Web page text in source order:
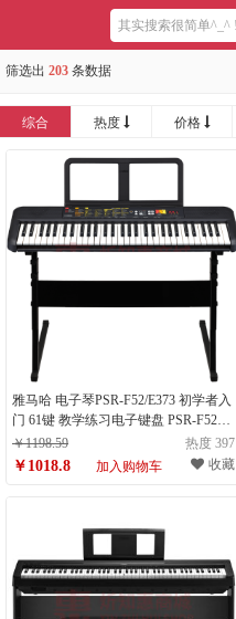
筛选出 203 条数据
综合 热度 价格
雅马哈 电子琴PSR-F52/E373 初学者入
门 61键 教学练习电子键盘 PSR-F52
（计量单位：台）
￥1198.59 热度 397
￥1018.8 加入购物车 收藏